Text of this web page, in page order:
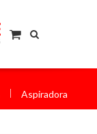
I Aspiradora